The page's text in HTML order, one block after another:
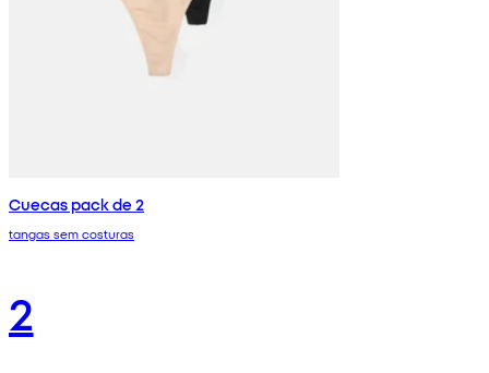
Cuecas pack de 2
tangas sem costuras
2